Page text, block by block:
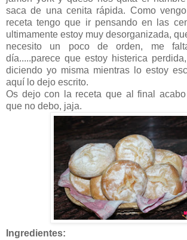
saca de una cenita rápida. Como
receta tengo que ir pensando en las
ultimamente estoy muy desorganizada,
necesito un poco de orden, me
día.....parece que estoy histerica
diciendo yo misma mientras lo estoy
aquí lo dejo escrito.
Os dejo con la receta que al final
que no debo, jaja.
Ingredientes: